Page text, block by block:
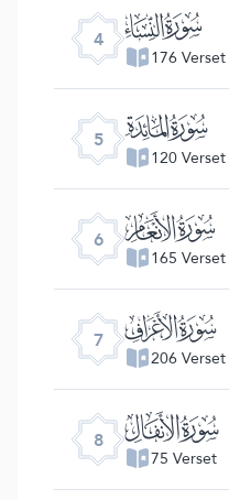
4 ﮐ
176 Verset
5 ﮑ
120 Verset
6 ﮒ
165 Verset
7 ﮓ
206 Verset
8 ﮔ
75 Verset